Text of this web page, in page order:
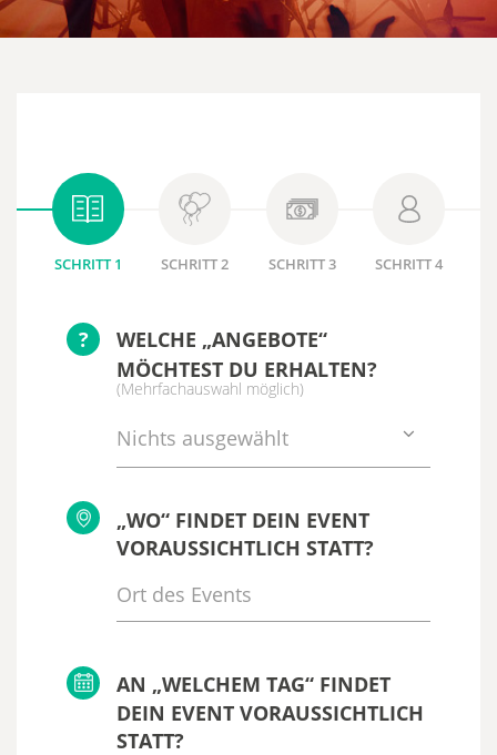
SCHRITT 1 SCHRITT 2 SCHRITT 3 SCHRITT 4
?
WELCHE „ANGEBOTE“
MÖCHTEST DU ERHALTEN?
(Mehrfachauswahl möglich)
Nichts ausgewählt
„WO“ FINDET DEIN EVENT
VORAUSSICHTLICH STATT?
AN „WELCHEM TAG“ FINDET
DEIN EVENT VORAUSSICHTLICH
STATT?